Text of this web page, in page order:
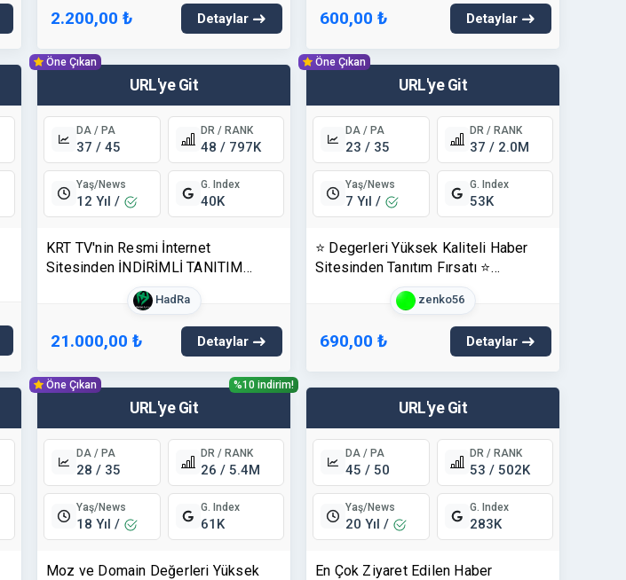
2.200,00 ₺ Detaylar 600,00 ₺ Detaylar
Öne Çıkan
URL'ye Git
DA / PA
37 / 45
DR / RANK
48 / 797K
Yaş/News
12 Yıl /
G. Index
40K
KRT TV'nin Resmi İnternet
Sitesinden İNDİRİMLİ TANITIM
HadRa
21.000,00 ₺ Detaylar
Öne Çıkan
URL'ye Git
DA / PA
23 / 35
DR / RANK
37 / 2.0M
Yaş/News
7 Yıl /
G. Index
53K
⭐ Degerleri Yüksek Kaliteli Haber
Sitesinden Tanıtım Fırsatı ⭐
Habereguven.com
zenko56
690,00 ₺ Detaylar
Öne Çıkan %10 indirim!
URL'ye Git
DA / PA
28 / 35
DR / RANK
26 / 5.4M
Yaş/News
18 Yıl /
G. Index
61K
Moz ve Domain Değerleri Yüksek
URL'ye Git
DA / PA
45 / 50
DR / RANK
53 / 502K
Yaş/News
20 Yıl /
G. Index
283K
En Çok Ziyaret Edilen Haber